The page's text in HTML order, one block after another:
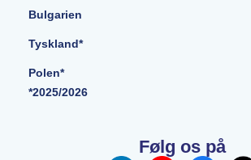
Bulgarien
Tyskland*
Polen*
*2025/2026
Følg os på